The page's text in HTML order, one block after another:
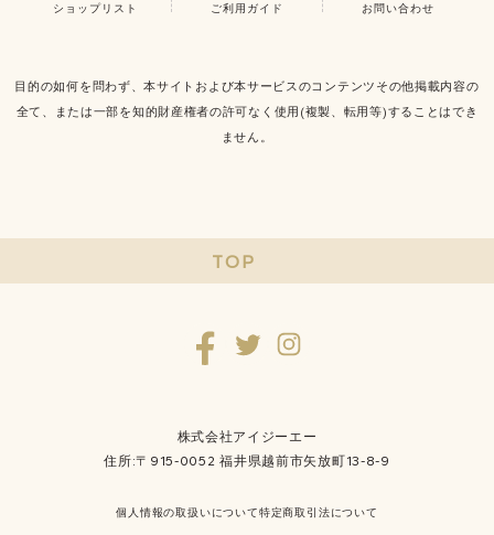
ショップリスト ご利用ガイド お問い合わせ
目的の如何を問わず、本サイトおよび本サービスのコンテンツその他掲載内容の
全て、または一部を知的財産権者の許可なく使用(複製、転用等)することはでき
ません。
TOP
株式会社アイジーエー
住所:〒915-0052 福井県越前市矢放町13-8-9
個人情報の取扱いについて特定商取引法について